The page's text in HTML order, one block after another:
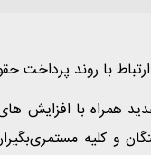
با روند پرداخت
و کلیه